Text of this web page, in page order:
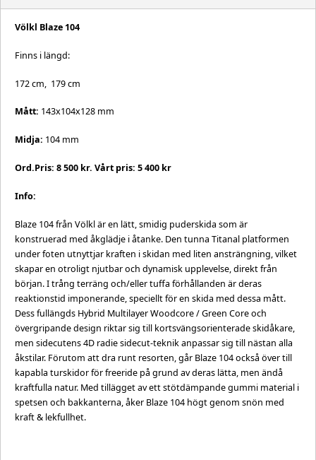
Völkl Blaze 104
Finns i längd:
172 cm, 179 cm
Mått: 143x104x128 mm
Midja: 104 mm
Ord.Pris: 8 500 kr. Vårt pris: 5 400 kr
Info:
Blaze 104 från Völkl är en lätt, smidig puderskida som är
konstruerad med åkglädje i åtanke. Den tunna Titanal platformen
under foten utnyttjar kraften i skidan med liten ansträngning, vilket
skapar en otroligt njutbar och dynamisk upplevelse, direkt från
början. I trång terräng och/eller tuffa förhållanden är deras
reaktionstid imponerande, speciellt för en skida med dessa mått.
Dess fullängds Hybrid Multilayer Woodcore / Green Core och
övergripande design riktar sig till kortsvängsorienterade skidåkare,
men sidecutens 4D radie sidecut-teknik anpassar sig till nästan alla
åkstilar. Förutom att dra runt resorten, går Blaze 104 också över till
kapabla turskidor för freeride på grund av deras lätta, men ändå
kraftfulla natur. Med tillägget av ett stötdämpande gummi material i
spetsen och bakkanterna, åker Blaze 104 högt genom snön med
kraft & lekfullhet.